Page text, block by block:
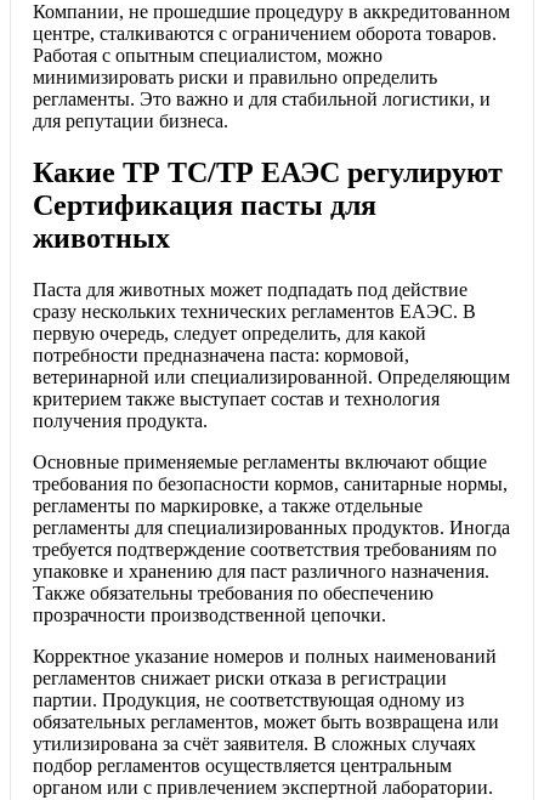
Компании, не прошедшие процедуру в аккредитованном
центре, сталкиваются с ограничением оборота товаров.
Работая с опытным специалистом, можно
минимизировать риски и правильно определить
регламенты. Это важно и для стабильной логистики, и
для репутации бизнеса.
Какие ТР ТС/ТР ЕАЭС регулируют
Сертификация пасты для
животных
Паста для животных может подпадать под действие
сразу нескольких технических регламентов ЕАЭС. В
первую очередь, следует определить, для какой
потребности предназначена паста: кормовой,
ветеринарной или специализированной. Определяющим
критерием также выступает состав и технология
получения продукта.
Основные применяемые регламенты включают общие
требования по безопасности кормов, санитарные нормы,
регламенты по маркировке, а также отдельные
регламенты для специализированных продуктов. Иногда
требуется подтверждение соответствия требованиям по
упаковке и хранению для паст различного назначения.
Также обязательны требования по обеспечению
прозрачности производственной цепочки.
Корректное указание номеров и полных наименований
регламентов снижает риски отказа в регистрации
партии. Продукция, не соответствующая одному из
обязательных регламентов, может быть возвращена или
утилизирована за счёт заявителя. В сложных случаях
подбор регламентов осуществляется центральным
органом или с привлечением экспертной лаборатории.